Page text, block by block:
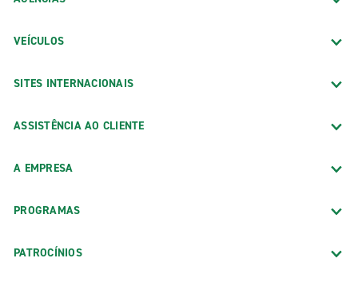
VEÍCULOS
SITES INTERNACIONAIS
ASSISTÊNCIA AO CLIENTE
A EMPRESA
PROGRAMAS
PATROCÍNIOS